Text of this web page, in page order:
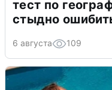
тест по
стыдно
6 августа 109